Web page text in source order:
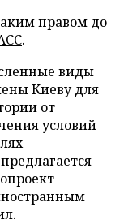
правом до
.
виды
Киеву для
от
условий